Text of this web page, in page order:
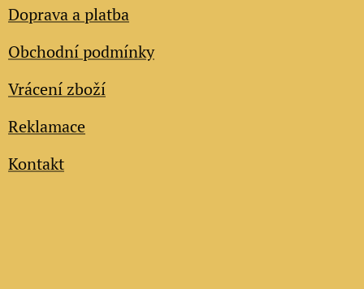
Doprava a platba
Obchodní podmínky
Vrácení zboží
Reklamace
Kontakt